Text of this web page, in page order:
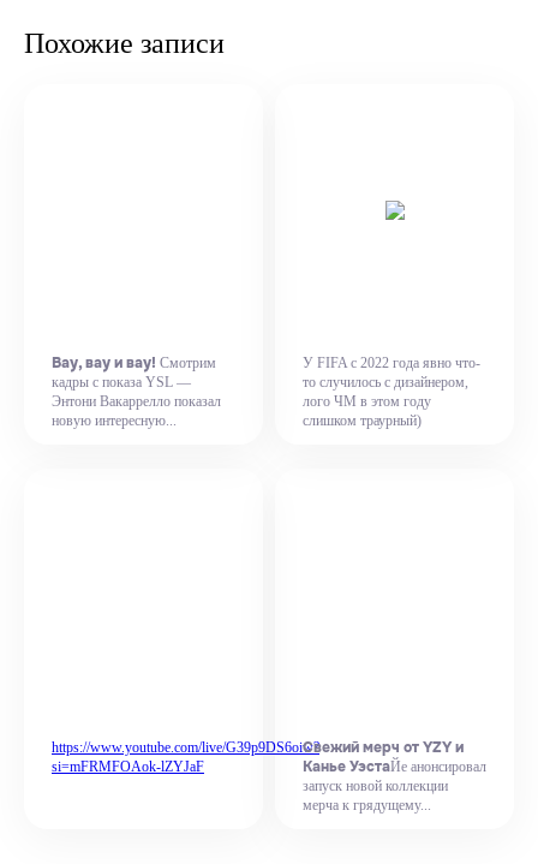
Похожие записи
Вау, вау и вау! Смотрим
кадры с показа YSL —
Энтони Вакаррелло показал
новую интересную...
У FIFA с 2022 года явно что-
то случилось с дизайнером,
лого ЧМ в этом году
слишком траурный)
https://www.youtube.com/live/G39p9DS6oiw?
si=mFRMFOAok-lZYJaF
Свежий мерч от YZY и
Канье УэстаЙе анонсировал
запуск новой коллекции
мерча к грядущему...